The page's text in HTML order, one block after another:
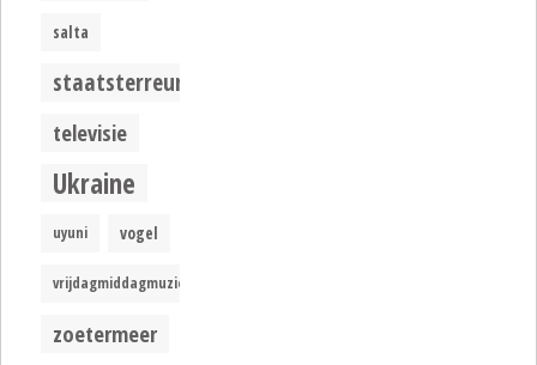
salta
staatsterreur
televisie
Ukraine
uyuni vogel
vrijdagmiddagmuziek
zoetermeer